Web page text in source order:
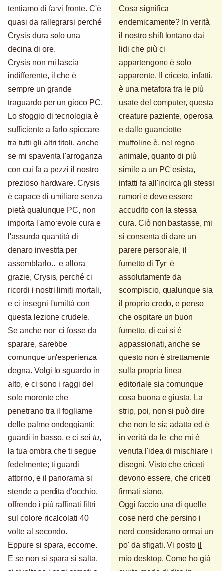
tentiamo di farvi fronte. C'è
quasi da rallegrarsi perché
Crysis dura solo una
decina di ore.
Crysis non mi lascia
indifferente, il che è
sempre un grande
traguardo per un gioco PC.
Lo sfoggio di tecnologia è
sufficiente a farlo spiccare
tra tutti gli altri titoli, anche
se mi spaventa l'arroganza
con cui fa a pezzi il nostro
prezioso hardware. Crysis
è capace di umiliare senza
pietà qualunque PC, non
importa l'amorevole cura e
l'assurda quantità di
denaro investita per
assemblarlo... e allora
grazie, Crysis, perché ci
ricordi i nostri limiti mortali,
e ci insegni l'umiltà con
questa lezione crudele.
Se anche non ci fosse da
sparare, sarebbe
comunque un'esperienza
degna. Volgi lo sguardo in
alto, e ci sono i raggi del
sole morente che
penetrano tra il fogliame
delle palme ondeggianti;
guardi in basso, e ci sei tu,
la tua ombra che ti segue
fedelmente; ti guardi
attorno, e il panorama si
stende a perdita d'occhio,
offrendo i più raffinati filtri
sul colore ricalcolati 40
volte al secondo.
Eppure si spara, eccome.
E se non si spara si salta,
Cosa significa
endemicamente? In verità
il nostro shift lontano dai
lidi che più ci
appartengono è solo
apparente. Il criceto, infatti,
è una metafora tra le più
usate del computer, questa
creature paziente, operosa
e dalle guanciotte
muffoline è, nel regno
animale, quanto di più
simile a un PC esista,
infatti fa all'incirca gli stessi
rumori e deve essere
accudito con la stessa
cura. Ciò non bastasse, mi
si consenta di dare un
parere personale, il
fumetto di Tyn è
assolutamente da
scompiscio, qualunque sia
il proprio credo, e penso
che ospitare un buon
fumetto, di cui si è
appassionati, anche se
questo non è strettamente
sulla propria linea
editoriale sia comunque
cosa buona e giusta. La
strip, poi, non si può dire
che non le sia adatta ed è
in verità da lei che mi è
venuta l'idea di mischiare i
disegni. Visto che criceti
devono essere, che criceti
firmati siano.
Oggi faccio una di quelle
cose nerd che persino i
nerd considerano ormai un
po' da sfigati. Vi posto il
mio desktop. Come ho già